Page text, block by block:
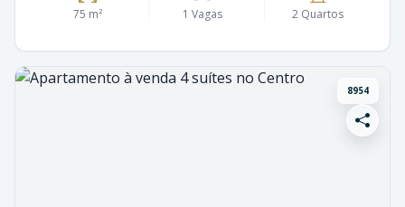
75 m² 1 Vagas 2 Quartos
8954